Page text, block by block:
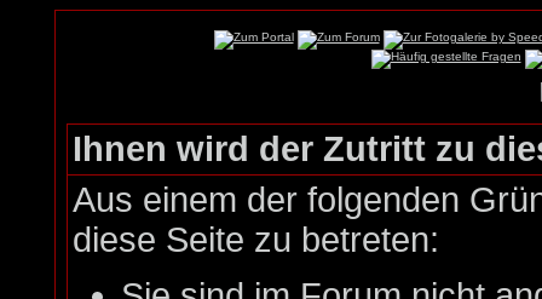
Ihnen wird der Zutritt zu
Aus einem der folgenden
diese Seite zu betreten: